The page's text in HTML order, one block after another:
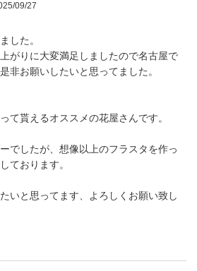
09/27
した。
がりに大変満足しましたので名古屋で
非お願いしたいと思ってました。
て貰えるオススメの花屋さんです。
でしたが、想像以上のフラスタを作っ
ております。
いと思ってます、よろしくお願い致し